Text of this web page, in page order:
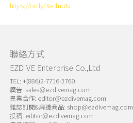
https://bit.ly/3xdfuoN
聯絡方式
EZDIVE Enterprise Co.,Ltd
TEL: +(886)2-7716-3760
廣告: sales@ezdivemag.com
異業合作: editor@ezdivemag.com
雜誌訂閱&周邊商品: shop@ezdivemag.com
投稿: editor@ezdivemag.com